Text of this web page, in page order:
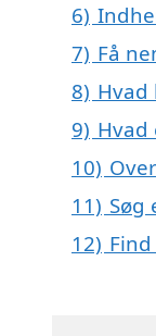
6)
7) Få
8) Hvad
9) Hvad
10)
11) Søg
12)